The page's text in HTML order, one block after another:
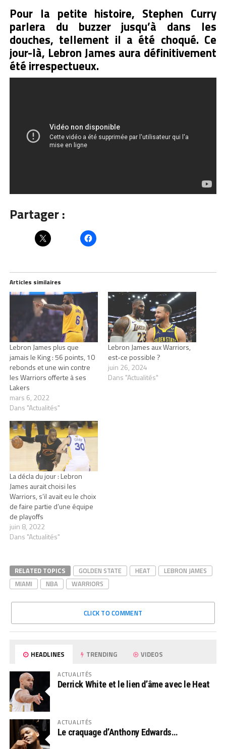
Pour la petite histoire, Stephen Curry
parlera du buzzer jusqu’à dans les
douches, tellement il a été choqué. Ce
jour-là, Lebron James aura définitivement
été irrespectueux.
Partager :
Articles similaires
Lebron James plus que
jamais le King : 56 points, 10
rebonds et une win contre
les Warriors offerte à ses
Lakers
mars 6, 2022
Dans "Actualités"
Lebron James aux Warriors,
est-ce possible ?
juin 26, 2024
Dans "Actualités"
La décla du jour : Lebron
James aurait choisi les
Warriors, s’il avait eu le choix
de faire partie d’une équipe
de playoffs
juin 8, 2022
Dans "Actualités"
RELATED TOPICS GOLDEN STATE HEAT
LEBRON JAMES
MIAMI
NBA WARRIORS
CLICK TO COMMENT
HEADLINES TRENDING VIDEOS
ACTUALITÉS
Derrick White et le lien d’âme avec le Heat
ACTUALITÉS
Le craquage d’Anthony Edwards…